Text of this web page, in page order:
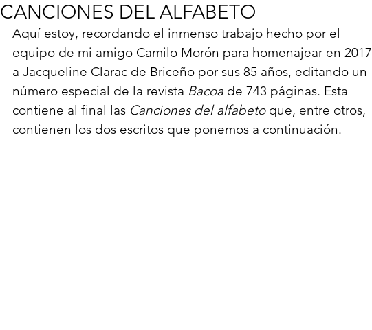
CANCIONES DEL ALFABETO
Aquí estoy, recordando el inmenso trabajo hecho por el
equipo de mi amigo Camilo Morón para homenajear en 2017
a Jacqueline Clarac de Briceño por sus 85 años, editando un
número especial de la revista Bacoa de 743 páginas. Esta
contiene al final las Canciones del alfabeto que, entre otros,
contienen los dos escritos que ponemos a continuación.